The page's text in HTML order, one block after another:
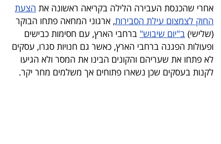
קריירה
ולימודים
מינויים
רייטינג
אחרי שהכנסת העבירה הלילה בקריאה ראשונה את הצעת
החוק לצמצום עילת הסבירות, ארגוני המחאה פתחו הבוקר
(שלישי) ב"יום שיבוש" ברחבי הארץ, עם חסימות כבישים
ופעולות הפגנה ברחבי הארץ, כאשר גם חנויות סגרו, עסקים
לא פתחו את שעריהם והקונים הבינו את המסר ולא הגיעו
לקנות בעסקים שכן נשארו פתוחים אך משלמים מחר יקר.